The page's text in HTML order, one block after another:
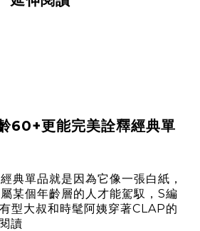
60+更能完美詮釋經典單
典單品就是因為它像一張白紙，
某個年齡層的人才能駕馭，S編
型大叔和時髦阿姨穿著CLAP的
讀